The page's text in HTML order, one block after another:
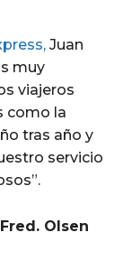
Juan
muy
viajeros
como la
tras año y
servicio
Olsen